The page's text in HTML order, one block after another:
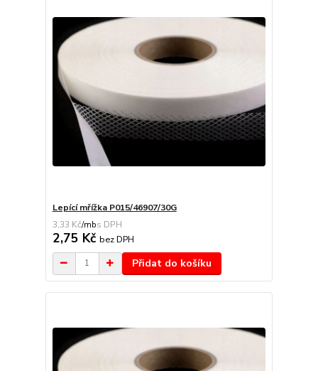
Lepící mřížka P015/46907/30G
3,33 Kč/mb
2,75 Kč bez DPH
Přidat do košíku